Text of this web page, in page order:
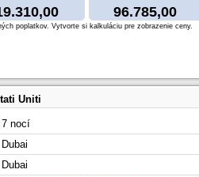
96.785,00
poplatkov. Vytvorte si kalkuláciu pre zobrazenie ceny.
Uniti
7 nocí
Dubai
Dubai